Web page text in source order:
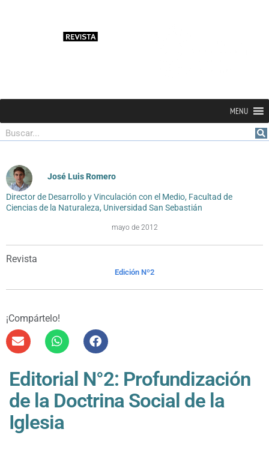
MENU
Buscar
José Luis Romero
Director de Desarrollo y Vinculación con el Medio, Facultad de
Ciencias de la Naturaleza, Universidad San Sebastián
mayo de 2012
Revista
Edición Nº2
¡Compártelo!
Editorial N°2: Profundización
de la Doctrina Social de la
Iglesia